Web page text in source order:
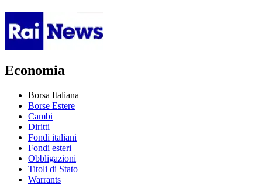
Economia
Borsa Italiana
Borse Estere
Cambi
Diritti
Fondi italiani
Fondi esteri
Obbligazioni
Titoli di Stato
Warrants